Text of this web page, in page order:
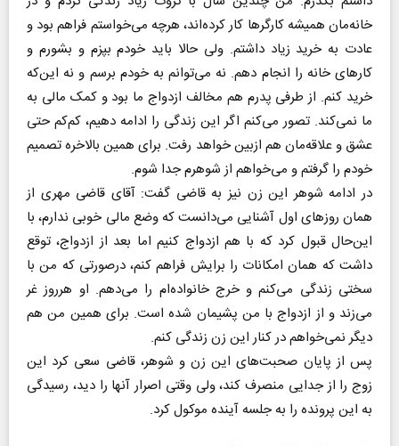
خانه‌مان همیشه کارگرها کار کرده‌اند، هرچه می‌خواستم فراهم بود و
عادت به خرید زیاد داشتم. ولی حالا باید خودم بپزم و بشورم و
کارهای خانه را انجام دهم. نه می‌توانم به خودم برسم و نه این‌که
خرید کنم. از طرفی پدرم هم مخالف ازدواج ما بود و کمک مالی به
ما نمی‌کند. تصور می‌کنم اگر این زندگی را ادامه دهیم، کم‌کم حتی
عشق و علاقه‌مان هم ازبین خواهد رفت. برای همین بالاخره تصمیم
خودم را گرفتم و می‌خواهم از شوهرم جدا شوم.
در ادامه شوهر این زن نیز به قاضی گفت: آقای قاضی مهری از
همان روزهای اول آشنایی می‌دانست که وضع مالی خوبی ندارم، با
این‌حال قبول کرد که با هم ازدواج کنیم اما بعد از ازدواج، توقع
داشت که همان امکانات را برایش فراهم کنم، درصورتی که من با
سختی زندگی می‌کنم و خرج خانواده‌ام را می‌دهم. او هرروز غر
می‌زند و از ازدواج با من پشیمان شده است. برای همین من هم
دیگر نمی‌خواهم در کنار این زن زندگی کنم.
پس از پایان صحبت‌های این زن و شوهر، قاضی سعی کرد این
زوج را از جدایی منصرف کند، ولی وقتی اصرار آنها را دید، رسیدگی
به این پرونده را به جلسه آینده موکول کرد.